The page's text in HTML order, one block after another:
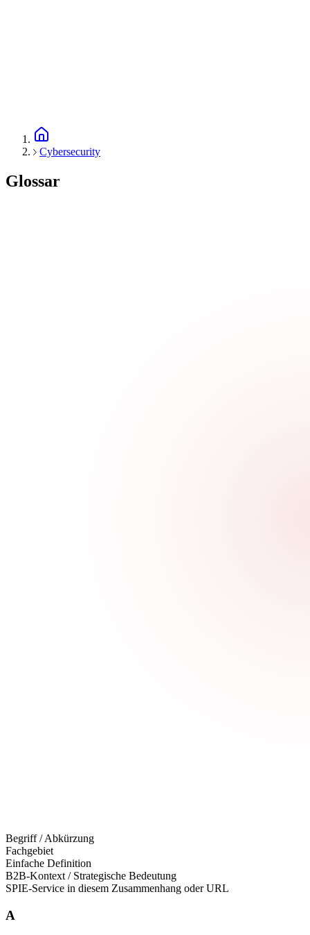
Cybersecurity
Glossar
Begriff / Abkürzung
Fachgebiet
Einfache Definition
B2B-Kontext / Strategische Bedeutung
SPIE-Service in diesem Zusammenhang oder URL
A